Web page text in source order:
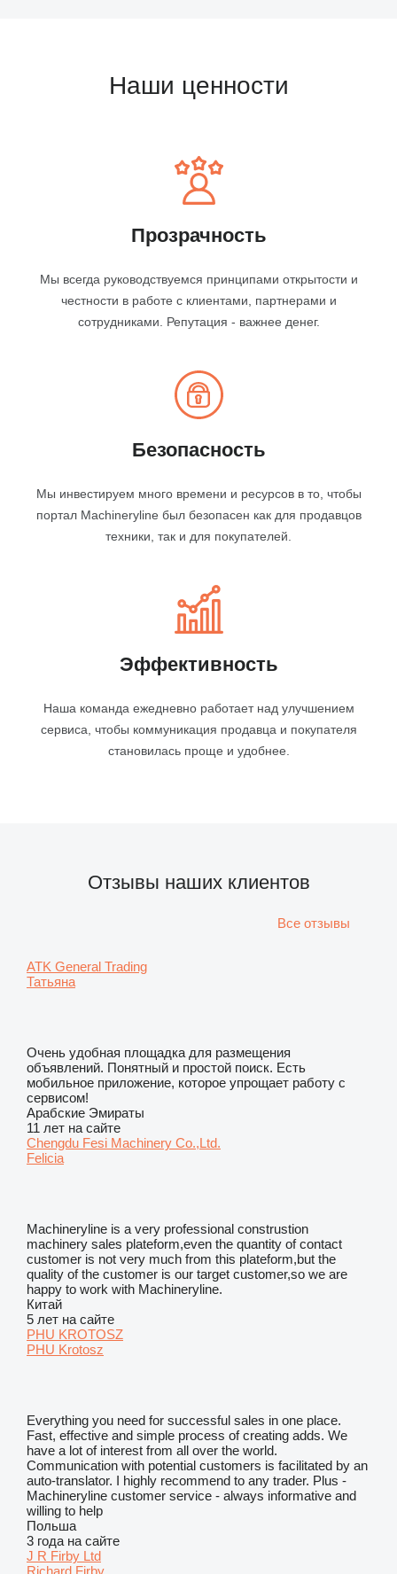
Наши ценности
Прозрачность
Мы всегда руководствуемся принципами открытости и
честности в работе с клиентами, партнерами и
сотрудниками. Репутация - важнее денег.
Безопасность
Мы инвестируем много времени и ресурсов в то, чтобы
портал Machineryline был безопасен как для продавцов
техники, так и для покупателей.
Эффективность
Наша команда ежедневно работает над улучшением
сервиса, чтобы коммуникация продавца и покупателя
становилась проще и удобнее.
Отзывы наших клиентов
Все отзывы
ATK General Trading
Татьяна
Очень удобная площадка для размещения
объявлений. Понятный и простой поиск. Есть
мобильное приложение, которое упрощает работу с
сервисом!
Арабские Эмираты
11 лет на сайте
Chengdu Fesi Machinery Co.,Ltd.
Felicia
Machineryline is a very professional construstion
machinery sales plateform,even the quantity of contact
customer is not very much from this plateform,but the
quality of the customer is our target customer,so we are
happy to work with Machineryline.
Китай
5 лет на сайте
PHU KROTOSZ
PHU Krotosz
Everything you need for successful sales in one place.
Fast, effective and simple process of creating adds. We
have a lot of interest from all over the world.
Communication with potential customers is facilitated by an
auto-translator. I highly recommend to any trader. Plus -
Machineryline customer service - always informative and
willing to help
Польша
3 года на сайте
J R Firby Ltd
Richard Firby